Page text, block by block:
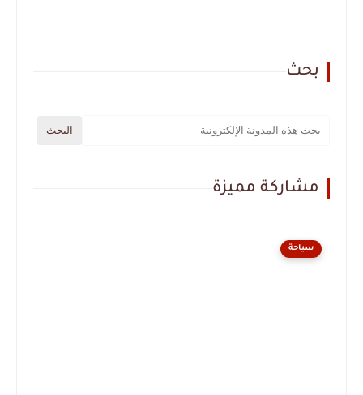
بحث
مشاركة مميزة
سياحة